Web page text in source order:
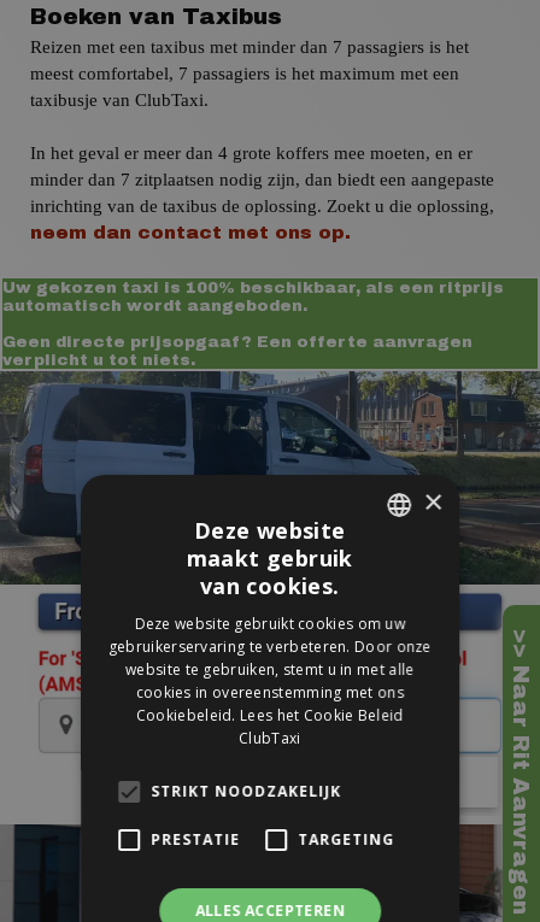
Boeken van Taxibus
Reizen met een taxibus met minder dan 7 passagiers is het
meest comfortabel, 7 passagiers is het maximum met een
taxibusje van ClubTaxi.
In het geval er meer dan 4 grote koffers mee moeten, en er
minder dan 7 zitplaatsen nodig zijn, dan biedt een aangepaste
inrichting van de taxibus de oplossing. Zoekt u die oplossing,
neem dan contact met ons op.
Uw gekozen taxi is 100% beschikbaar, als een ritprijs
automatisch wordt aangeboden.
Geen directe prijsopgaaf? Een offerte aanvragen
verplicht u tot niets.
>> Naar Rit Aanvragen
×
Deze website
maakt gebruik
van cookies.
Deze website gebruikt cookies om uw
gebruikerservaring te verbeteren. Door onze
website te gebruiken, stemt u in met alle
cookies in overeenstemming met ons
Cookiebeleid. Lees het Cookie Beleid
ClubTaxi
STRIKT NOODZAKELIJK
PRESTATIE TARGETING
ALLES ACCEPTEREN